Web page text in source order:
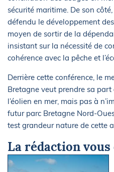
sécurité maritime. De son
défendu le développement
moyen de sortir de la
insistant sur la nécessité de
cohérence avec la pêche et
Derrière cette conférence, le
Bretagne veut prendre sa
l’éolien en mer, mais pas à
futur parc Bretagne Nord-
test grandeur nature de cette
La rédaction